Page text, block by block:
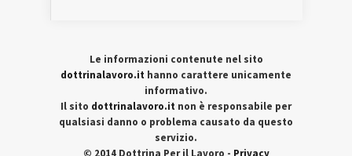
Le informazioni contenute nel sito
dottrinalavoro.it hanno carattere unicamente
informativo.
Il sito dottrinalavoro.it non è responsabile per
qualsiasi danno o problema causato da questo
servizio.
© 2014 Dottrina Per il Lavoro - Privacy